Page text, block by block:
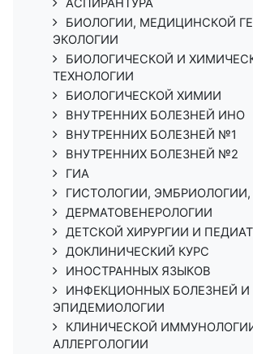
АСПИРАНТУРА
БИОЛОГИИ, МЕДИЦИНСКОЙ
ЭКОЛОГИИ
БИОЛОГИЧЕСКОЙ И
ТЕХНОЛОГИИ
БИОЛОГИЧЕСКОЙ ХИМИИ
ВНУТРЕННИХ БОЛЕЗНЕЙ ИНО
ВНУТРЕННИХ БОЛЕЗНЕЙ №1
ВНУТРЕННИХ БОЛЕЗНЕЙ №2
ГИА
ГИСТОЛОГИИ,
ДЕРМАТОВЕНЕРОЛОГИИ
ДЕТСКОЙ ХИРУРГИИ И
ДОКЛИНИЧЕСКИЙ КУРС
ИНОСТРАННЫХ ЯЗЫКОВ
ИНФЕКЦИОННЫХ БОЛЕЗНЕЙ И
ЭПИДЕМИОЛОГИИ
КЛИНИЧЕСКОЙ
АЛЛЕРГОЛОГИИ